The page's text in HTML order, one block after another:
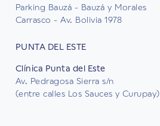
Parking Bauzá - Bauzá y Morales
Carrasco - Av. Bolivia 1978
PUNTA DEL ESTE
Clínica Punta del Este
Av. Pedragosa Sierra s/n
(entre calles Los Sauces y Curupay)